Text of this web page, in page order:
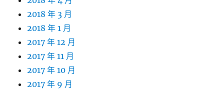
2018 年 3 月
2018 年 1 月
2017 年 12 月
2017 年 11 月
2017 年 10 月
2017 年 9 月